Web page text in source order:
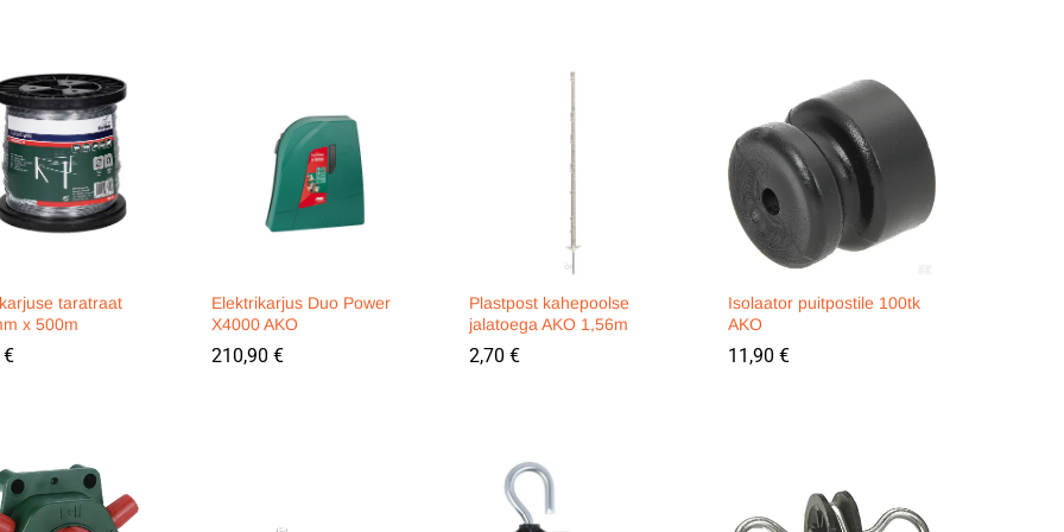
taratraat
x 500m
€
€
Elektrikarjus Duo Power
X4000 AKO
210,90 €
210,90 €
Plastpost kahepoolse
jalatoega AKO 1,56m
2,70 €
2,70 €
Isolaator puitpostile 100tk
AKO
11,90 €
11,90 €